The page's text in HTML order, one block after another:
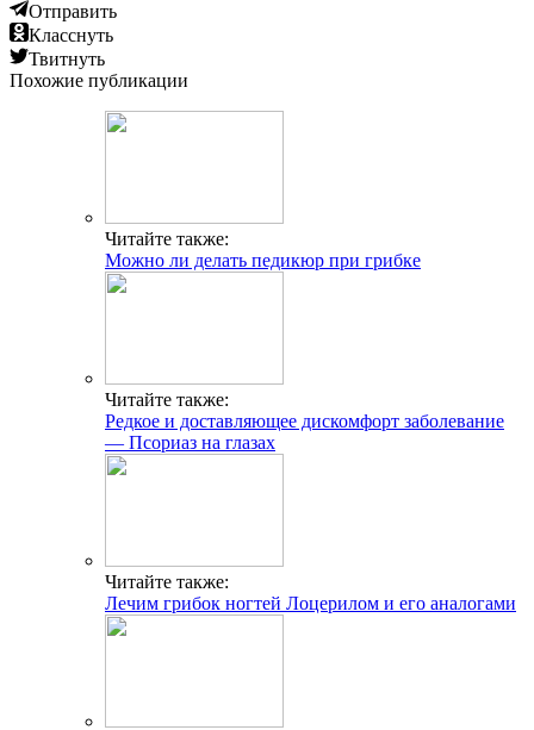
Отправить
Класснуть
Твитнуть
Похожие публикации
Читайте также:
Можно ли делать педикюр при грибке
Читайте также:
Редкое и доставляющее дискомфорт заболевание
— Псориаз на глазах
Читайте также:
Лечим грибок ногтей Лоцерилом и его аналогами